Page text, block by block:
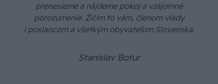
prenesieme a nájdeme pokoj a vzájomné
porozumenie. Žičím to vám, členom vlády
i poslancom a všetkým obyvateľom Slovenska.
Stanislav Botur